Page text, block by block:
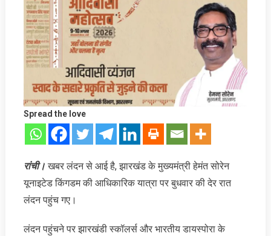
Spread the love
रांची।खबर लंदन से आई है, झारखंड के मुख्यमंत्री हेमंत सोरेन
यूनाइटेड किंगडम की आधिकारिक यात्रा पर बुधवार की देर रात
लंदन पहुंच गए।
लंदन पहुंचने पर झारखंडी स्कॉलर्स और भारतीय डायस्पोरा के